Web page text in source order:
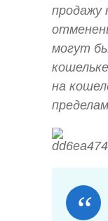
продажу
могут
на